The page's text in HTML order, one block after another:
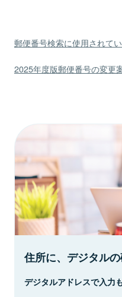
郵便番号検索に使用されて
2025年度版郵便番号の変更
住所に、デジタルの
デジタルアドレスで入力